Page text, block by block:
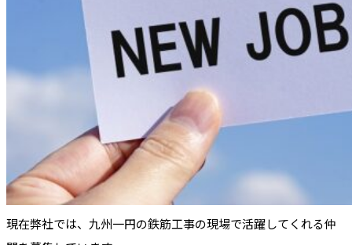
現在弊社では、九州一円の鉄筋工事の現場で活躍してくれる仲